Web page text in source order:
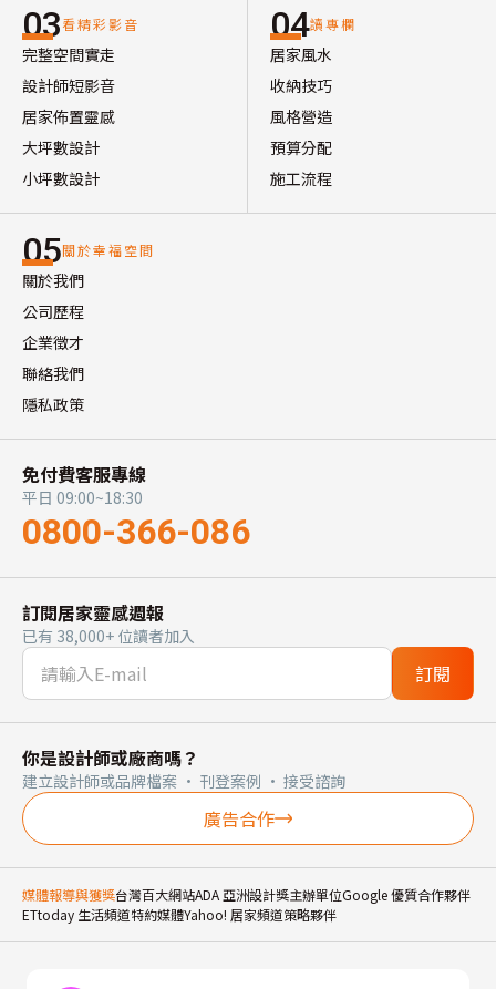
03看精彩影音
完整空間實走
設計師短影音
居家佈置靈感
大坪數設計
小坪數設計
04讀專欄
居家風水
收納技巧
風格營造
預算分配
施工流程
05關於幸福空間
關於我們
公司歷程
企業徵才
聯絡我們
隱私政策
免付費客服專線
平日 09:00~18:30
0800-366-086
訂閱居家靈感週報
已有 38,000+ 位讀者加入
訂閱
你是設計師或廠商嗎？
建立設計師或品牌檔案 · 刊登案例 · 接受諮詢
廣告合作
媒體報導與獲獎台灣百大網站ADA 亞洲設計獎主辦單位Google 優質合作夥伴
ETtoday 生活頻道特約媒體Yahoo! 居家頻道策略夥伴